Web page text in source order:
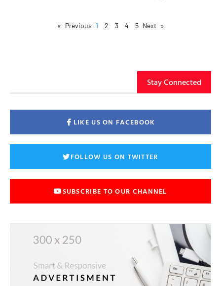
« Previous
1 2 3 4 5 Next »
Stay Connected
LIKE US ON FACEBOOK
FOLLOW US ON TWITTER
SUBSCRIBE TO OUR CHANNEL